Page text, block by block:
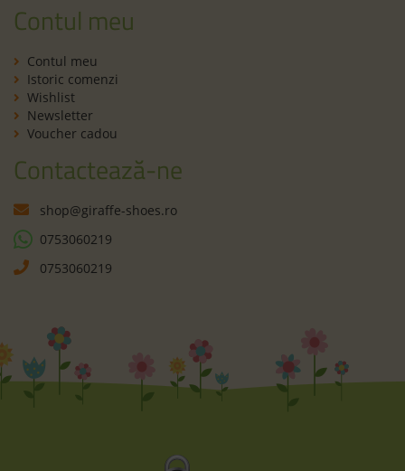
Contul meu
Contul meu
Istoric comenzi
Wishlist
Newsletter
Voucher cadou
Contactează-ne
shop@giraffe-shoes.ro
0753060219
0753060219